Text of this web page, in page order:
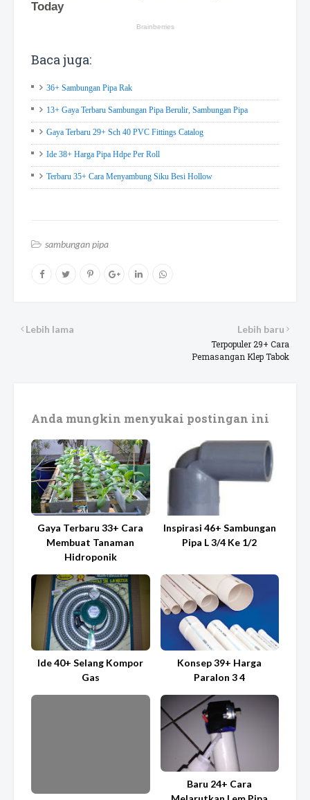
Baca juga:
36+ Sambungan Pipa Rak
13+ Gaya Terbaru Sambungan Pipa Berulir, Sambungan Pipa
Gaya Terbaru 29+ Sch 40 PVC Fittings Catalog
Ide 38+ Harga Pipa Hdpe Per Roll
Terbaru 35+ Cara Menyambung Siku Besi Hollow
sambungan pipa
Lebih baru
Terpopuler 29+ Cara
Pemasangan Klep Tabok
Lebih lama
Anda mungkin menyukai postingan ini
Gaya Terbaru 33+ Cara
Membuat Tanaman
Hidroponik
Inspirasi 46+ Sambungan
Pipa L 3/4 Ke 1/2
Ide 40+ Selang Kompor
Gas
Konsep 39+ Harga
Paralon 3 4
Baru 24+ Cara